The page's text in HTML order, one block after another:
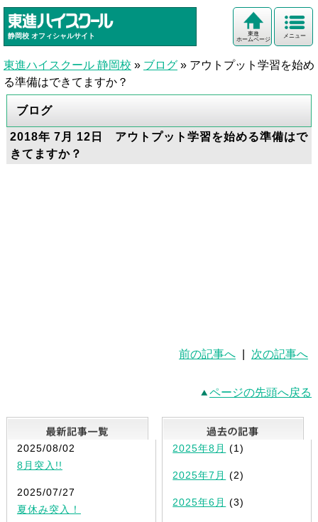
静岡校 オフィシャルサイト メニュー
東進
ホームページ
東進ハイスクール 静岡校 » ブログ » アウトプット学習を始め
る準備はできてますか？
ブログ
2018年 7月 12日 アウトプット学習を始める準備はで
きてますか？
前の記事へ 次の記事へ
ページの先頭へ戻る
最新記事一覧
2025/08/02
8月突入!!
2025/07/27
夏休み突入！
2025年8月 (1)
2025年7月 (2)
2025年6月 (3)